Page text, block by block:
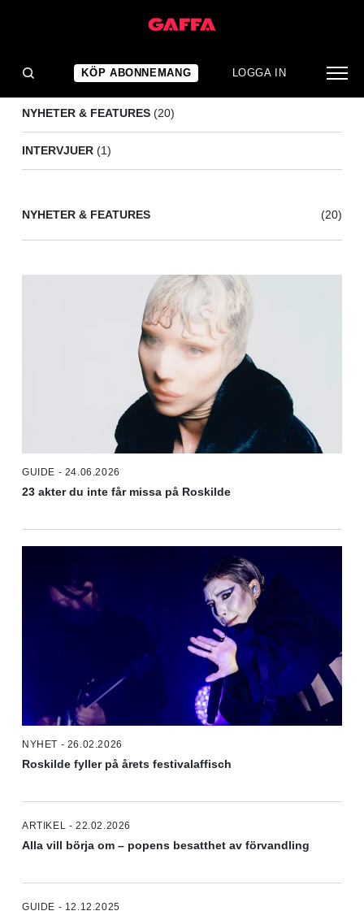
KÖP ABONNEMANG LOGGA IN
NYHETER & FEATURES (20)
INTERVJUER (1)
NYHETER & FEATURES (20)
GUIDE - 24.06.2026
23 akter du inte får missa på Roskilde
NYHET - 26.02.2026
Roskilde fyller på årets festivalaffisch
ARTIKEL - 22.02.2026
Alla vill börja om – popens besatthet av förvandling
GUIDE - 12.12.2025